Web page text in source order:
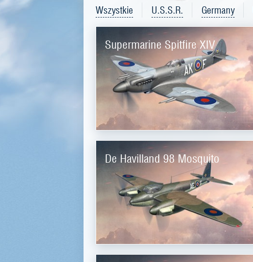
Wszystkie U.S.S.R. Germany
Supermarine Spitfire XIV
De Havilland 98 Mosquito